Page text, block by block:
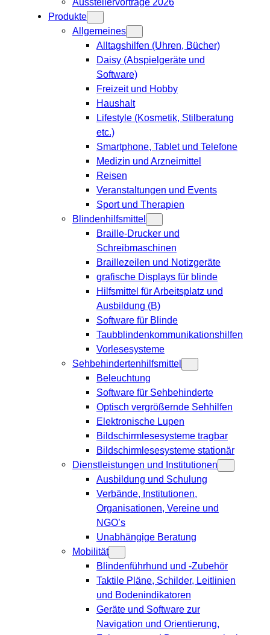
Produkte
Allgemeines
Alltagshilfen (Uhren, Bücher)
Daisy (Abspielgeräte und
Software)
Freizeit und Hobby
Haushalt
Lifestyle (Kosmetik, Stilberatung
etc.)
Smartphone, Tablet und Telefone
Medizin und Arzneimittel
Reisen
Veranstaltungen und Events
Sport und Therapien
Blindenhilfsmittel
Braille-Drucker und
Schreibmaschinen
Braillezeilen und Notizgeräte
grafische Displays für blinde
Hilfsmittel für Arbeitsplatz und
Ausbildung (B)
Software für Blinde
Taubblindenkommunikationshilfen
Vorlesesysteme
Sehbehindertenhilfsmittel
Beleuchtung
Software für Sehbehinderte
Optisch vergrößernde Sehhilfen
Elektronische Lupen
Bildschirmlesesysteme tragbar
Bildschirmlesesysteme stationär
Dienstleistungen und Institutionen
Ausbildung und Schulung
Verbände, Institutionen,
Organisationen, Vereine und
NGO’s
Unabhängige Beratung
Mobilität
Blindenführhund und -Zubehör
Taktile Pläne, Schilder, Leitlinien
und Bodenindikatoren
Geräte und Software zur
Navigation und Orientierung,